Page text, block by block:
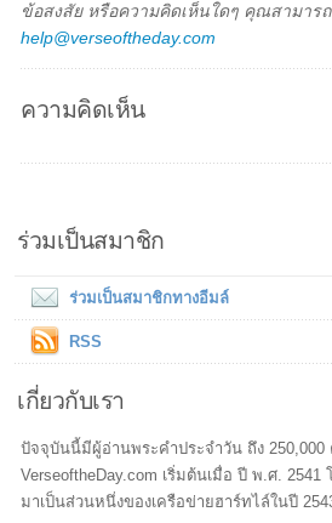
ข้อสงสัย หรือความคิดเห็นใดๆ คุณสามาร
help@verseoftheday.com
ความคิดเห็น
ร่วมเป็นสมาชิก
ร่วมเป็นสมาชิกทางอีมล์
RSS
เกี่ยวกับเรา
ปัจจุบันนี้มีผู้อ่านพระคำประจำวัน ถึง 250,000
VerseoftheDay.com เริ่มต้นเมื่อ ปี พ.ศ.
มาเป็นส่วนหนึ่งของเครือข่ายฮาร์ทไล์ในปี